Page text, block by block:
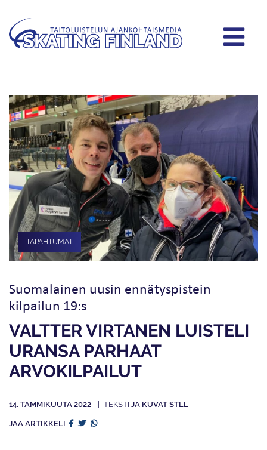
TAPAHTUMAT
Suomalainen uusin ennätyspistein
kilpailun 19:s
VALTTER VIRTANEN LUISTELI
URANSA PARHAAT
ARVOKILPAILUT
14. TAMMIKUUTA 2022 JA KUVAT STLL
JAA ARTIKKELI